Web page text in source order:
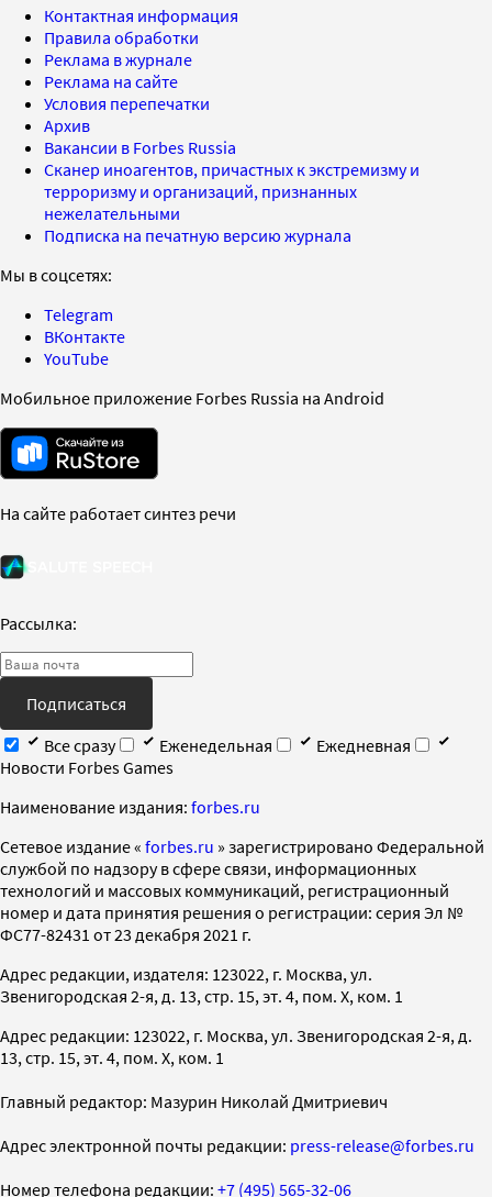
Контактная информация
Правила обработки
Реклама в журнале
Реклама на сайте
Условия перепечатки
Архив
Вакансии в Forbes Russia
Сканер иноагентов, причастных к экстремизму и
терроризму и организаций, признанных
нежелательными
Подписка на печатную версию журнала
Мы в соцсетях:
Telegram
ВКонтакте
YouTube
Мобильное приложение Forbes Russia на Android
На сайте работает синтез речи
Рассылка:
Подписаться
Все сразу
Еженедельная
Ежедневная
Новости Forbes Games
Наименование издания: forbes.ru
Cетевое издание « forbes.ru » зарегистрировано Федеральной
службой по надзору в сфере связи, информационных
технологий и массовых коммуникаций, регистрационный
номер и дата принятия решения о регистрации: серия Эл №
ФС77-82431 от 23 декабря 2021 г.
Адрес редакции, издателя: 123022, г. Москва, ул.
Звенигородская 2-я, д. 13, стр. 15, эт. 4, пом. X, ком. 1
Адрес редакции: 123022, г. Москва, ул. Звенигородская 2-я, д.
13, стр. 15, эт. 4, пом. X, ком. 1
Главный редактор: Мазурин Николай Дмитриевич
Адрес электронной почты редакции: press-release@forbes.ru
Номер телефона редакции: +7 (495) 565-32-06